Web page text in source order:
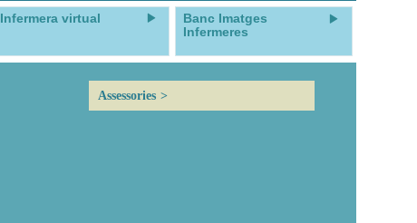
Infermera virtual
Banc Imatges
Infermeres
Assessories